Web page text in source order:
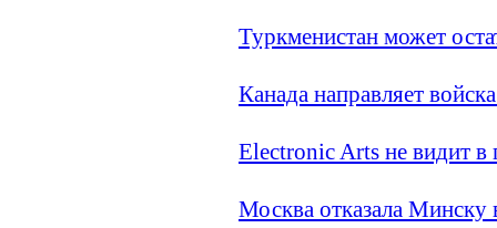
Туркменистан может
Канада направляет
Electronic Arts не видит в
Москва отказала Минску